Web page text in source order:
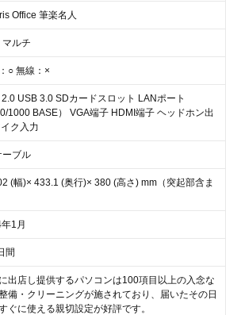
Office 筆楽名人
マルチ
○ 無線：×
2.0 USB 3.0 SDカードスロット LANポート
1000 BASE） VGA端子 HDMI端子 ヘッドホン出
ク入力
ーブル
(幅)× 433.1 (奥行)× 380 (高さ) mm（突起部含ま
1月
間
出店し提供するパソコンは100項目以上の入念な
備・クリーニングが施されており、届いたその日
ぐに使える親切設定が好評です。